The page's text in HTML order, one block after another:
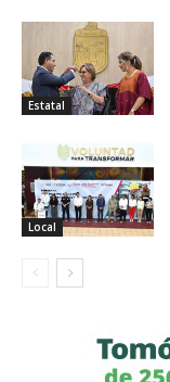
Estatal
Local